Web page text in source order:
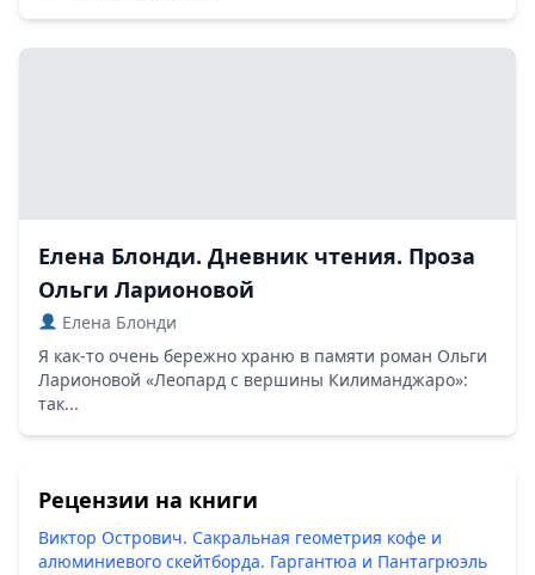
Елена Блонди. Дневник чтения. Проза
Ольги Ларионовой
Елена Блонди
Я как-то очень бережно храню в памяти роман Ольги
Ларионовой «Леопард с вершины Килиманджаро»:
так...
Рецензии на книги
Виктор Острович. Сакральная геометрия кофе и
алюминиевого скейтборда. Гаргантюа и Пантагрюэль